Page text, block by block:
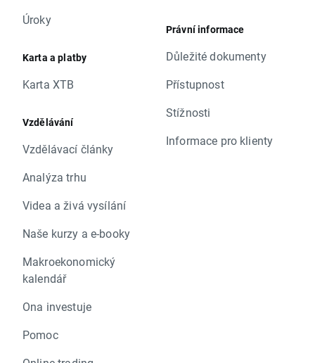
Úroky
Karta a platby
Karta XTB
Vzdělávání
Vzdělávací články
Analýza trhu
Videa a živá vysílání
Naše kurzy a e-booky
Makroekonomický
kalendář
Ona investuje
Pomoc
Právní informace
Důležité dokumenty
Přístupnost
Stížnosti
Informace pro klienty